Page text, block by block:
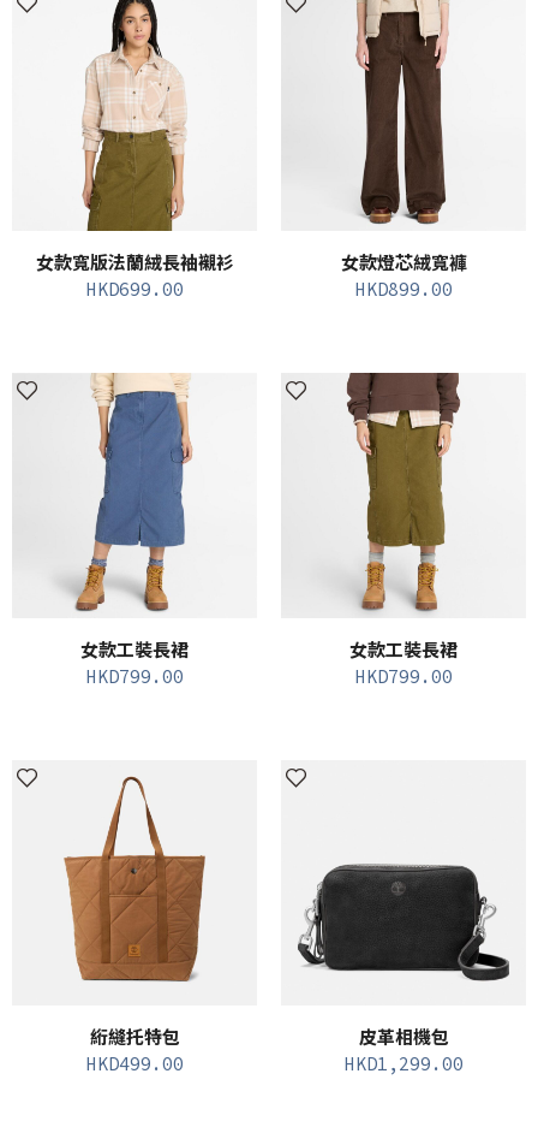
女款寬版法蘭絨長袖襯衫
HKD699.00
女款燈芯絨寬褲
HKD899.00
女款工裝長裙
HKD799.00
女款工裝長裙
HKD799.00
絎縫托特包
HKD499.00
皮革相機包
HKD1,299.00